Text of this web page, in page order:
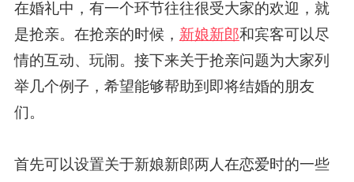
在婚礼中，有一个环节往往很受大家的欢迎，就
是抢亲。在抢亲的时候， 新娘新郎和宾客可以尽
情的互动、玩闹。接下来关于抢亲问题为大家列
举几个例子，希望能够帮助到即将结婚的朋友
们。
首先可以设置关于新娘新郎两人在恋爱时的一些